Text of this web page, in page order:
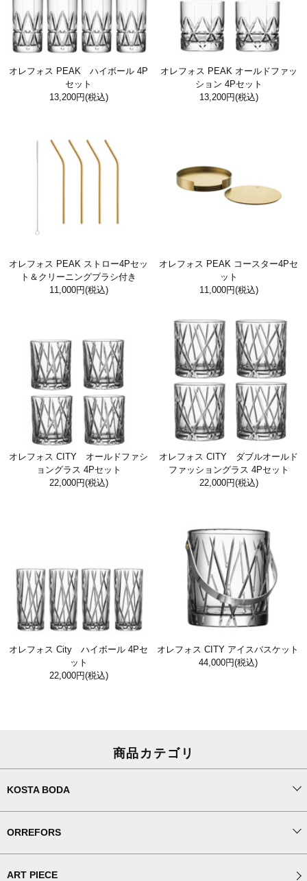
オレフォス PEAK ハイボール 4P
セット
13,200円(税込)
オレフォス PEAK オールドファッ
ション 4Pセット
13,200円(税込)
オレフォス PEAK ストロー4Pセッ
ト＆クリーニングブラシ付き
11,000円(税込)
オレフォス PEAK コースター4Pセ
ット
11,000円(税込)
オレフォス CITY オールドファシ
ョングラス 4Pセット
22,000円(税込)
オレフォス CITY ダブルオールド
ファッショングラス 4Pセット
22,000円(税込)
オレフォス City ハイボール 4Pセ
ット
22,000円(税込)
オレフォス CITY アイスバスケット
44,000円(税込)
商品カテゴリ
KOSTA BODA
ORREFORS
ART PIECE